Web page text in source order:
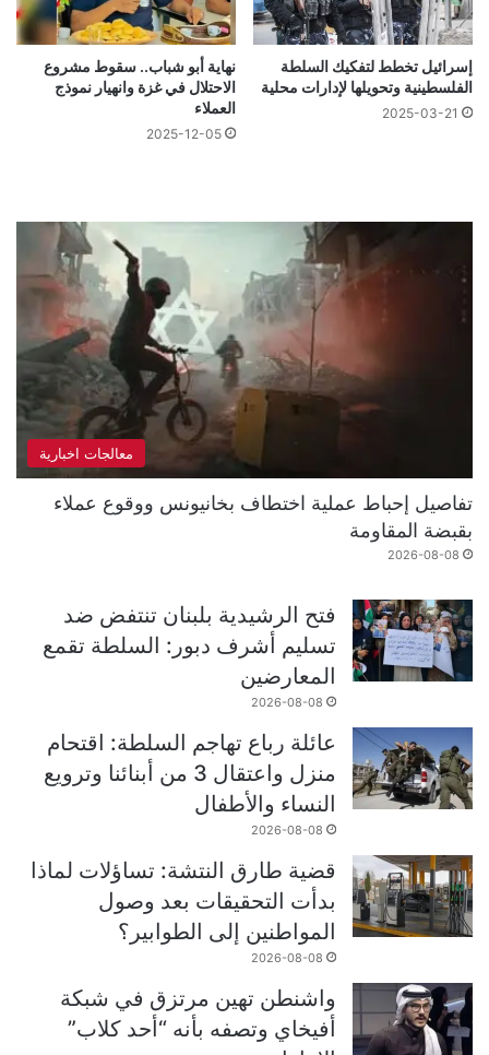
إسرائيل تخطط لتفكيك السلطة
الفلسطينية وتحويلها لإدارات محلية
2025-03-21
نهاية أبو شباب.. سقوط مشروع
الاحتلال في غزة وانهيار نموذج
العملاء
2025-12-05
معالجات اخبارية
تفاصيل إحباط عملية اختطاف بخانيونس ووقوع عملاء
بقبضة المقاومة
2026-08-08
فتح الرشيدية بلبنان تنتفض ضد
تسليم أشرف دبور: السلطة تقمع
المعارضين
2026-08-08
عائلة رباع تهاجم السلطة: اقتحام
منزل واعتقال 3 من أبنائنا وترويع
النساء والأطفال
2026-08-08
قضية طارق النتشة: تساؤلات لماذا
بدأت التحقيقات بعد وصول
المواطنين إلى الطوابير؟
2026-08-08
واشنطن تهين مرتزق في شبكة
أفيخاي وتصفه بأنه “أحد كلاب”